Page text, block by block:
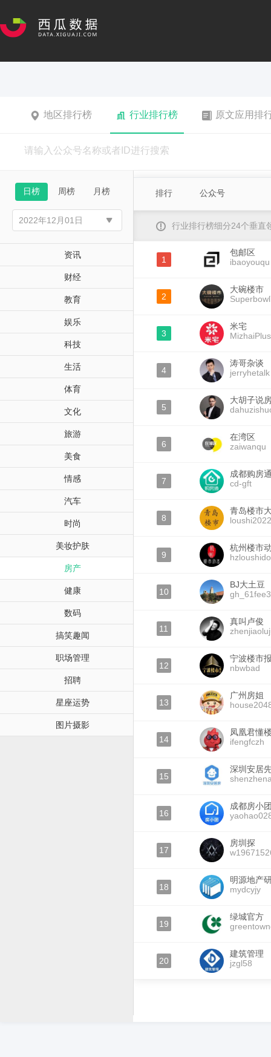
地区排行榜 行业排行榜 原文应用排
日榜 周榜 月榜
资讯
财经
教育
娱乐
科技
生活
体育
文化
旅游
美食
情感
汽车
时尚
美妆护肤
房产
健康
数码
搞笑趣闻
职场管理
招聘
星座运势
图片摄影
排行 公众号
行业排行榜细分24个垂直
1
包邮区
ibaoyouqu
2
大碗楼市
3
米宅
MizhaiPlus
4
涛哥杂谈
jerryhetalk
5
大胡子说
6
在湾区
zaiwanqu
7
成都购房
cd-gft
8
青岛楼市
loushi2022
9
杭州楼市
10
BJ大土豆
11
真叫卢俊
12
宁波楼市
nbwbad
13
广州房姐
14
凤凰君懂
ifengfczh
15
深圳安居
16
成都房小
17
房圳探
18
明源地产
mydcyjy
19
绿城官方
20
建筑管理
jzgl58